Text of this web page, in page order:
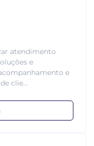
atendimento
e
e
clie...